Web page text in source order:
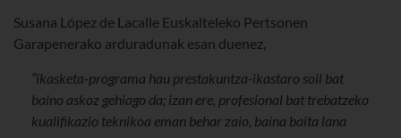
Susana López de Lacalle Euskalteleko Pertsonen
Garapenerako arduradunak esan duenez,
“ikasketa-programa hau prestakuntza-ikastaro soil bat
baino askoz gehiago da; izan ere, profesional bat trebatzeko
kualifikazio teknikoa eman behar zaio, baina baita lana